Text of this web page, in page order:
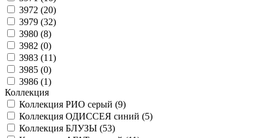
3972 (20)
3979 (32)
3980 (8)
3982 (0)
3983 (11)
3985 (0)
3986 (1)
Коллекция
Коллекция РИО серый (9)
Коллекция ОДИССЕЯ синий (5)
Коллекция БЛУЗЫ (53)